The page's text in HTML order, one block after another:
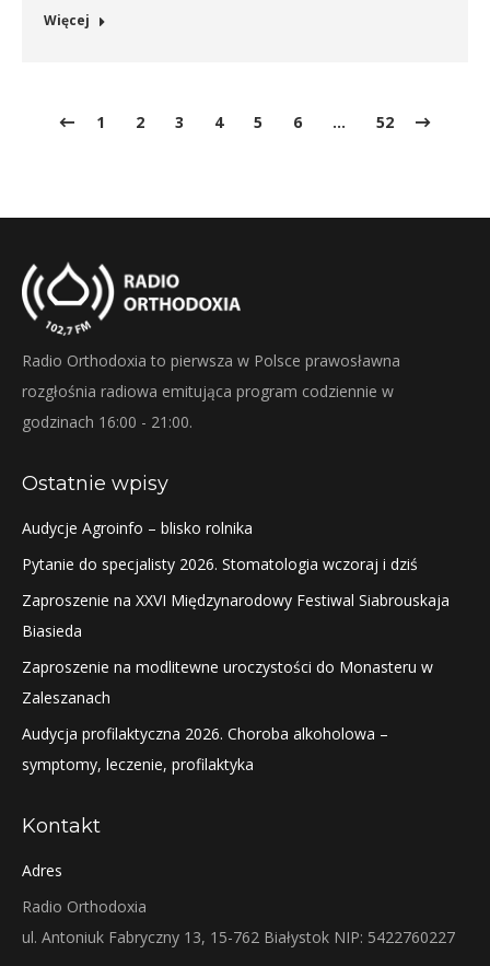
Więcej
1 2 3 4 5 6 … 52
Radio Orthodoxia to pierwsza w Polsce prawosławna
rozgłośnia radiowa emitująca program codziennie w
godzinach 16:00 - 21:00.
Ostatnie wpisy
Audycje Agroinfo – blisko rolnika
Pytanie do specjalisty 2026. Stomatologia wczoraj i dziś
Zaproszenie na XXVI Międzynarodowy Festiwal Siabrouskaja
Biasieda
Zaproszenie na modlitewne uroczystości do Monasteru w
Zaleszanach
Audycja profilaktyczna 2026. Choroba alkoholowa –
symptomy, leczenie, profilaktyka
Kontakt
Adres
Radio Orthodoxia
ul. Antoniuk Fabryczny 13, 15-762 Białystok NIP: 5422760227